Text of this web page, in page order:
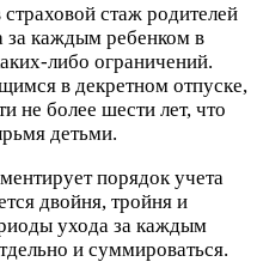
стаж родителей
за каждым ребенком в
либо ограничений.
в декретном отпуске,
не более шести лет, что
детьми.
порядок учета
двойня, тройня и
ухода за каждым
и суммироваться.